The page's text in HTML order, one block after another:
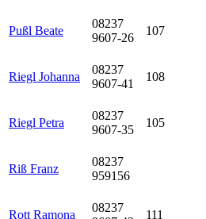
Pußl Beate
08237
9607-26
107
Riegl Johanna
08237
9607-41
108
Riegl Petra
08237
9607-35
105
Riß Franz
08237
959156
Rott Ramona
08237
111